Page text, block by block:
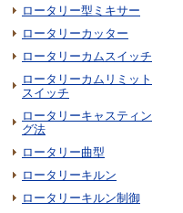
ロータリー型ミキサー
ロータリーカッター
ロータリーカムスイッチ
ロータリーカムリミット
スイッチ
ロータリーキャスティン
グ法
ロータリー曲型
ロータリーキルン
ロータリーキルン制御